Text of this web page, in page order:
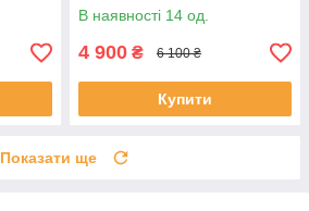
В наявності 14 од.
4 900 ₴ 6 100 ₴
Купити
Показати ще